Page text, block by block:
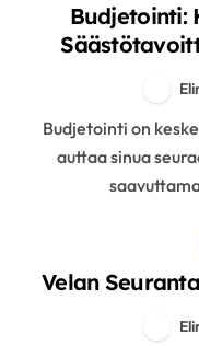
Budjetointi:
Budjetointi on keskeinen osa talouden hallintaa, joka
auttaa sinua
Velan